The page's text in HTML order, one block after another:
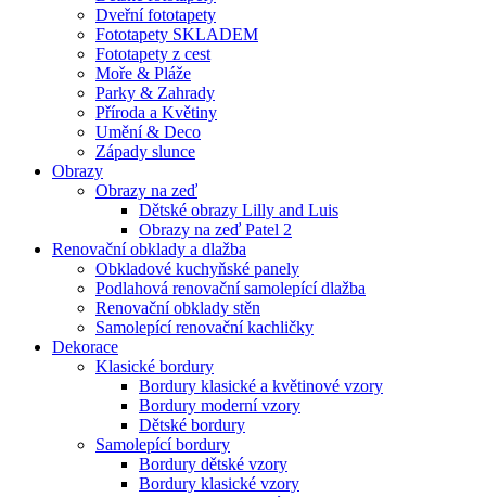
Dveřní fototapety
Fototapety SKLADEM
Fototapety z cest
Moře & Pláže
Parky & Zahrady
Příroda a Květiny
Umění & Deco
Západy slunce
Obrazy
Obrazy na zeď
Dětské obrazy Lilly and Luis
Obrazy na zeď Patel 2
Renovační obklady a dlažba
Obkladové kuchyňské panely
Podlahová renovační samolepící dlažba
Renovační obklady stěn
Samolepící renovační kachličky
Dekorace
Klasické bordury
Bordury klasické a květinové vzory
Bordury moderní vzory
Dětské bordury
Samolepící bordury
Bordury dětské vzory
Bordury klasické vzory